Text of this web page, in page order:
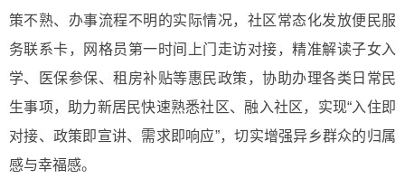
策不熟、办事流程不明的实际情况，社区常态化发放便民服
务联系卡，网格员第一时间上门走访对接，精准解读子女入
学、医保参保、租房补贴等惠民政策，协助办理各类日常民
生事项，助力新居民快速熟悉社区、融入社区，实现“入住即
对接、政策即宣讲、需求即响应”，切实增强异乡群众的归属
感与幸福感。